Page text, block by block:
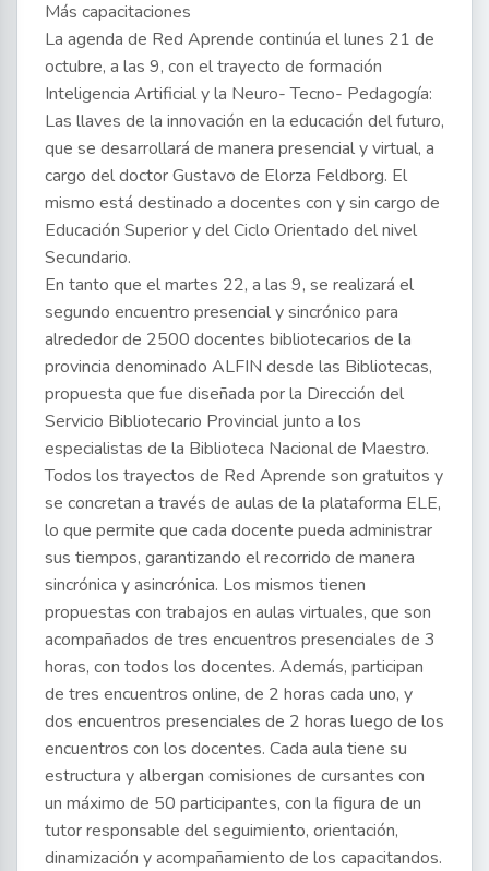
Más capacitaciones
La agenda de Red Aprende continúa el lunes 21 de
octubre, a las 9, con el trayecto de formación
Inteligencia Artificial y la Neuro- Tecno- Pedagogía:
Las llaves de la innovación en la educación del futuro,
que se desarrollará de manera presencial y virtual, a
cargo del doctor Gustavo de Elorza Feldborg. El
mismo está destinado a docentes con y sin cargo de
Educación Superior y del Ciclo Orientado del nivel
Secundario.
En tanto que el martes 22, a las 9, se realizará el
segundo encuentro presencial y sincrónico para
alrededor de 2500 docentes bibliotecarios de la
provincia denominado ALFIN desde las Bibliotecas,
propuesta que fue diseñada por la Dirección del
Servicio Bibliotecario Provincial junto a los
especialistas de la Biblioteca Nacional de Maestro.
Todos los trayectos de Red Aprende son gratuitos y
se concretan a través de aulas de la plataforma ELE,
lo que permite que cada docente pueda administrar
sus tiempos, garantizando el recorrido de manera
sincrónica y asincrónica. Los mismos tienen
propuestas con trabajos en aulas virtuales, que son
acompañados de tres encuentros presenciales de 3
horas, con todos los docentes. Además, participan
de tres encuentros online, de 2 horas cada uno, y
dos encuentros presenciales de 2 horas luego de los
encuentros con los docentes. Cada aula tiene su
estructura y albergan comisiones de cursantes con
un máximo de 50 participantes, con la figura de un
tutor responsable del seguimiento, orientación,
dinamización y acompañamiento de los capacitandos.